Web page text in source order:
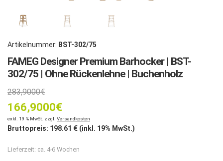
Artikelnummer: BST-302/75
FAMEG Designer Premium Barhocker | BST-
302/75 | Ohne Rückenlehne | Buchenholz
283,9000€
166,9000€
exkl. 19 % MwSt. zzgl. Versandkosten
Bruttopreis: 198.61 € (inkl. 19% MwSt.)
Lieferzeit: ca. 4-6 Wochen